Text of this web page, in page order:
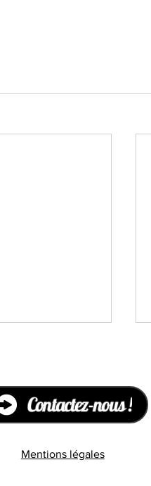
les
Contactez-nous !
Mentions légales